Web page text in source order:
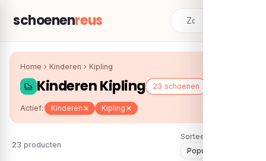
schoenenreus
Home › Kinderen › Kipling
Kinderen Kipling 23 schoenen
Actief: Kinderen Kipling
23 producten
Sorteer: